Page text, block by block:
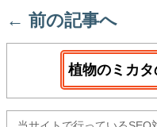
← 前の記事へ
植物のミカ